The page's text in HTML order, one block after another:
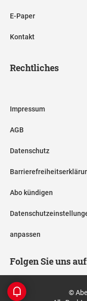
E-Paper
Kontakt
Rechtliches
Impressum
AGB
Datenschutz
Abo kündigen
anpassen
Folgen Sie uns
©